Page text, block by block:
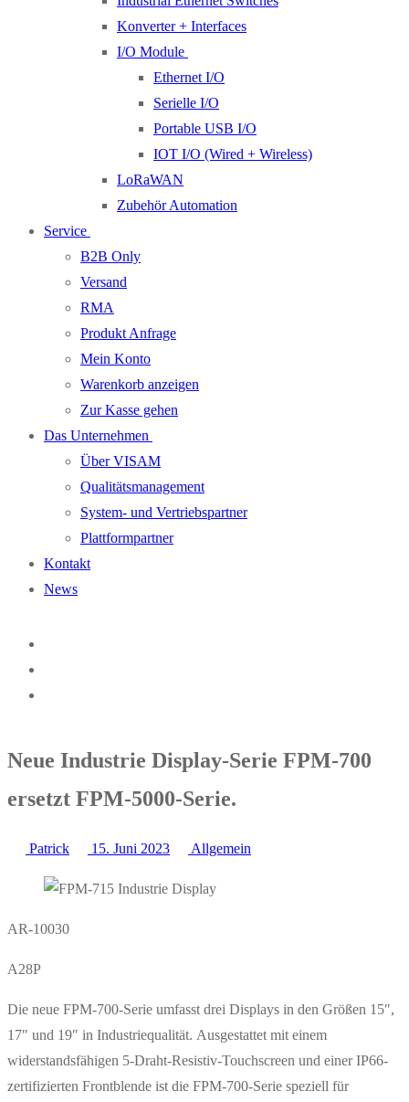
Konverter + Interfaces
I/O Module
Ethernet I/O
Serielle I/O
Portable USB I/O
IOT I/O (Wired + Wireless)
LoRaWAN
Zubehör Automation
Service
B2B Only
Versand
RMA
Produkt Anfrage
Mein Konto
Warenkorb anzeigen
Zur Kasse gehen
Das Unternehmen
Über VISAM
Qualitätsmanagement
System- und Vertriebspartner
Plattformpartner
Kontakt
News
Neue Industrie Display-Serie FPM-700
ersetzt FPM-5000-Serie.
Patrick 15. Juni 2023 Allgemein
AR-10030
A28P
Die neue FPM-700-Serie umfasst drei Displays in den Größen 15″,
17″ und 19″ in Industriequalität. Ausgestattet mit einem
widerstandsfähigen 5-Draht-Resistiv-Touchscreen und einer IP66-
zertifizierten Frontblende ist die FPM-700-Serie speziell für